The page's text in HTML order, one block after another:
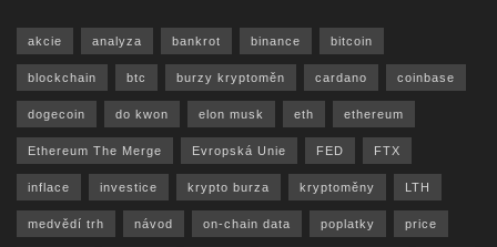
akcie analyza bankrot binance bitcoin
blockchain btc burzy kryptoměn cardano coinbase
dogecoin do kwon elon musk eth ethereum
Ethereum The Merge Evropská Unie FED FTX
inflace investice krypto burza kryptoměny LTH
medvědí trh návod on-chain data poplatky price